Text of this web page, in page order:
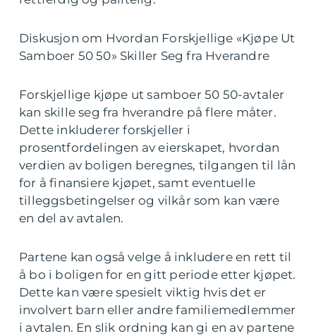
Diskusjon om Hvordan Forskjellige «Kjøpe Ut
Samboer 50 50» Skiller Seg fra Hverandre
Forskjellige kjøpe ut samboer 50 50-avtaler
kan skille seg fra hverandre på flere måter.
Dette inkluderer forskjeller i
prosentfordelingen av eierskapet, hvordan
verdien av boligen beregnes, tilgangen til lån
for å finansiere kjøpet, samt eventuelle
tilleggsbetingelser og vilkår som kan være
en del av avtalen.
Partene kan også velge å inkludere en rett til
å bo i boligen for en gitt periode etter kjøpet.
Dette kan være spesielt viktig hvis det er
involvert barn eller andre familiemedlemmer
i avtalen. En slik ordning kan gi en av partene